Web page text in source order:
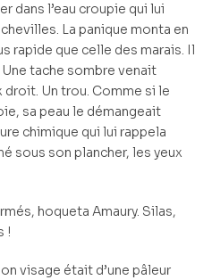
dans l’eau croupie qui lui
La panique monta en
rapide que celle des marais. Il
tache sombre venait
droit. Un trou. Comme si le
sa peau le démangeait
chimique qui lui rappela
sous son plancher, les yeux
hoqueta Amaury. Silas,
!
visage était d’une pâleur